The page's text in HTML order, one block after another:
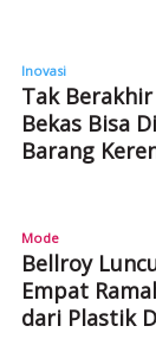
Inovasi
Tak
Bekas Bisa
Barang
Mode
Bellroy
Empat
dari Plastik